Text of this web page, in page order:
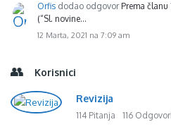
Orfis dodao odgovor Prema
(“Sl. novine…
12 Marta, 2021 na 7:09 am
Korisnici
Revizija
114 Pitanja 116 Odgovori